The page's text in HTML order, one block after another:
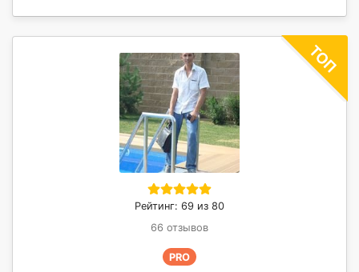
Рейтинг: 69 из 80
66 отзывов
PRO